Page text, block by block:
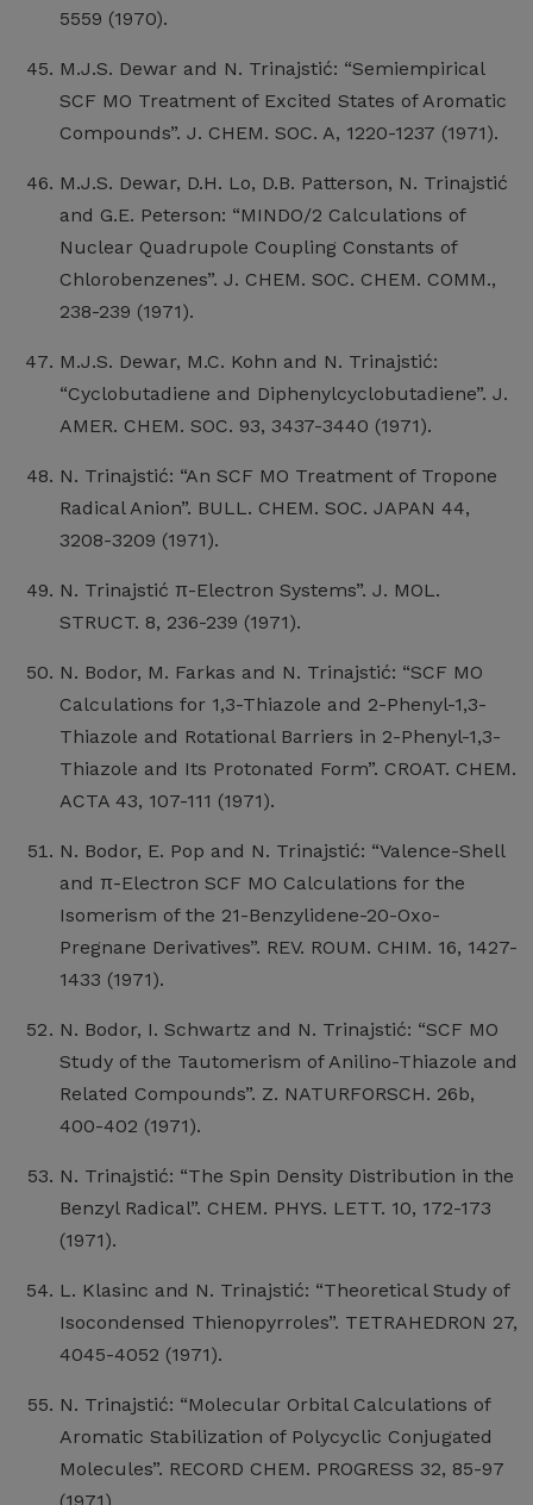
5559 (1970).
M.J.S. Dewar and N. Trinajstić: “Semiempirical
SCF MO Treatment of Excited States of Aromatic
Compounds”. J. CHEM. SOC. A, 1220-1237 (1971).
M.J.S. Dewar, D.H. Lo, D.B. Patterson, N. Trinajstić
and G.E. Peterson: “MINDO/2 Calculations of
Nuclear Quadrupole Coupling Constants of
Chlorobenzenes”. J. CHEM. SOC. CHEM. COMM.,
238-239 (1971).
M.J.S. Dewar, M.C. Kohn and N. Trinajstić:
“Cyclobutadiene and Diphenylcyclobutadiene”. J.
AMER. CHEM. SOC. 93, 3437-3440 (1971).
N. Trinajstić: “An SCF MO Treatment of Tropone
Radical Anion”. BULL. CHEM. SOC. JAPAN 44,
3208-3209 (1971).
N. Trinajstić π-Electron Systems”. J. MOL.
STRUCT. 8, 236-239 (1971).
N. Bodor, M. Farkas and N. Trinajstić: “SCF MO
Calculations for 1,3-Thiazole and 2-Phenyl-1,3-
Thiazole and Rotational Barriers in 2-Phenyl-1,3-
Thiazole and Its Protonated Form”. CROAT. CHEM.
ACTA 43, 107-111 (1971).
N. Bodor, E. Pop and N. Trinajstić: “Valence-Shell
and π-Electron SCF MO Calculations for the
Isomerism of the 21-Benzylidene-20-Oxo-
Pregnane Derivatives”. REV. ROUM. CHIM. 16, 1427-
1433 (1971).
N. Bodor, I. Schwartz and N. Trinajstić: “SCF MO
Study of the Tautomerism of Anilino-Thiazole and
Related Compounds”. Z. NATURFORSCH. 26b,
400-402 (1971).
N. Trinajstić: “The Spin Density Distribution in the
Benzyl Radical”. CHEM. PHYS. LETT. 10, 172-173
(1971).
L. Klasinc and N. Trinajstić: “Theoretical Study of
Isocondensed Thienopyrroles”. TETRAHEDRON 27,
4045-4052 (1971).
N. Trinajstić: “Molecular Orbital Calculations of
Aromatic Stabilization of Polycyclic Conjugated
Molecules”. RECORD CHEM. PROGRESS 32, 85-97